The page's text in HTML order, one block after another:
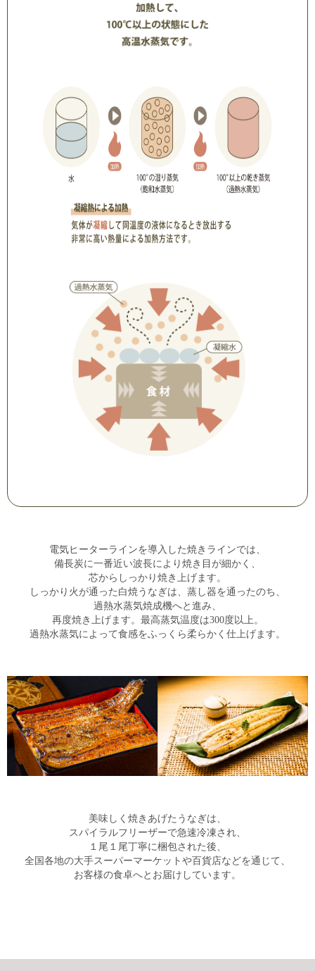
電気ヒーターラインを導入した焼きラインでは、
備長炭に一番近い波長により焼き目が細かく、
芯からしっかり焼き上げます。
しっかり火が通った白焼うなぎは、 蒸し器を通ったのち、
過熱水蒸気焼成機へと進み、
再度焼き上げます。最高蒸気温度は300度以上。
過熱水蒸気によって食感をふっくら柔らかく仕上げます。
美味しく焼きあげたうなぎは、
スパイラルフリーザーで急速冷凍され、
１尾１尾丁寧に梱包された後、
全国各地の大手スーパーマーケットや百貨店などを通じて、
お客様の食卓へとお届けしています。